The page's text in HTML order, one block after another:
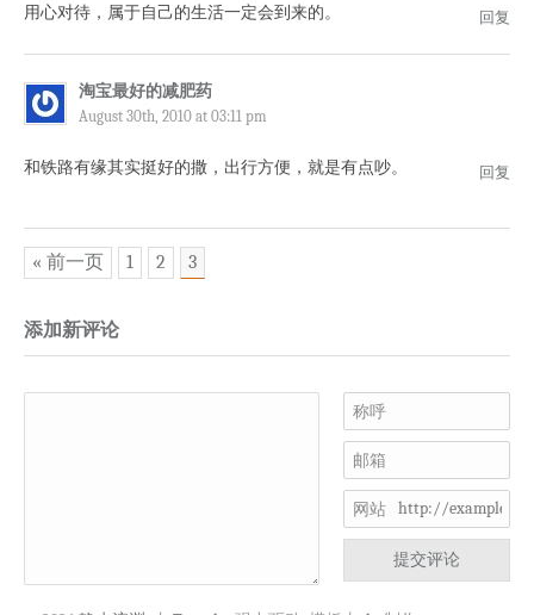
用心对待，属于自己的生活一定会到来的。
回复
淘宝最好的减肥药
August 30th, 2010 at 03:11 pm
和铁路有缘其实挺好的撒，出行方便，就是有点吵。 回复
« 前一页 1 2 3
添加新评论
称呼
邮箱
网站
提交评论